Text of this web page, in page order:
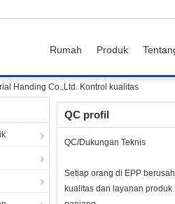
Rumah Produk
Handing Co.,Ltd. Kontrol kualitas
QC profil
QC/Dukungan Teknis
Setiap orang di EPP
kualitas dan layanan